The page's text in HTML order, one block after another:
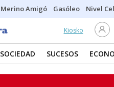
Merino Amigó Gasóleo Nivel
Kiosko
SOCIEDAD SUCESOS